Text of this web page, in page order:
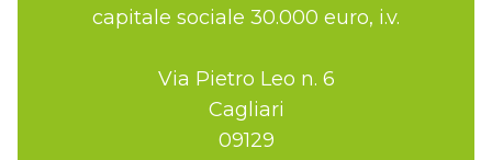
capitale sociale 30.000 euro, i.v.
Via Pietro Leo n. 6
Cagliari
09129